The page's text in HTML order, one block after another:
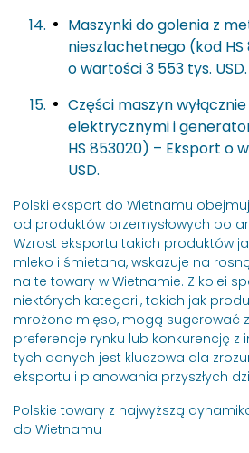
Maszynki do golenia z
nieszlachetnego (kod HS
o wartości 3 553 tys. USD.
Części maszyn
elektrycznymi i
HS 853020) – Eksport o
USD.
Polski eksport do Wietnamu
od produktów przemysłowych po
Wzrost eksportu takich produktów
mleko i śmietana, wskazuje na
na te towary w Wietnamie. Z kolei
niektórych kategorii, takich jak
mrożone mięso, mogą sugerować
preferencje rynku lub konkurencję z
tych danych jest kluczowa dla
eksportu i planowania przyszłych
Polskie towary z najwyższą
do Wietnamu